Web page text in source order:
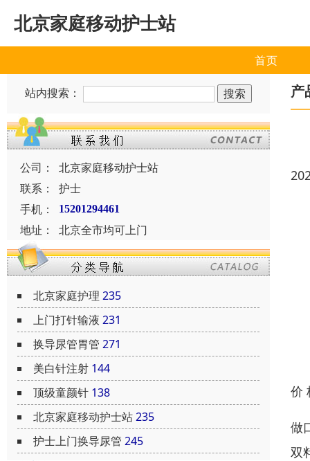
北京家庭移动护士站
首页
站内搜索：
公司：
北京家庭移动护士站
联系：
护士
手机：
15201294461
地址： 北京全市均可上门
北京家庭护理 235
上门打针输液 231
换导尿管胃管 271
美白针注射 144
顶级童颜针 138
北京家庭移动护士站235
护士上门换导尿管 245
产
价
做
双